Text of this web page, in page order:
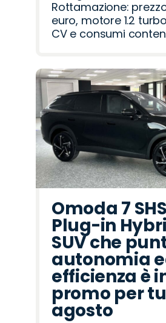
Rottamazione:
euro, motore 1.2
CV e consumi
Omoda 7
Plug-in
SUV che
autonomia
efficienza è
promo per
agosto